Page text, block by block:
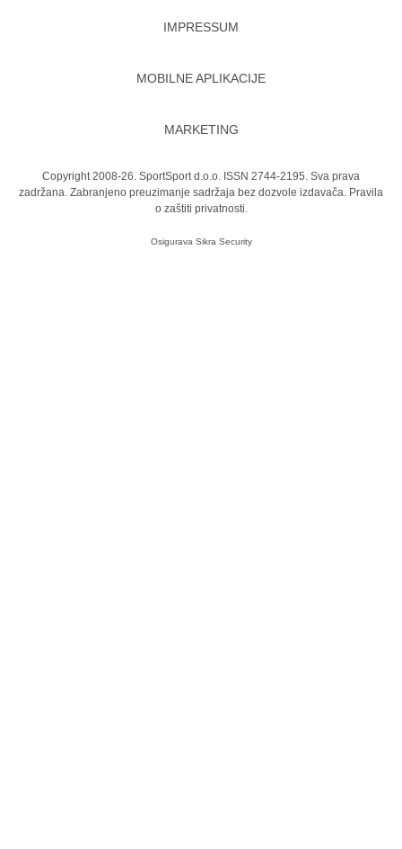
IMPRESSUM
MOBILNE APLIKACIJE
MARKETING
Copyright 2008-26. SportSport d.o.o. ISSN 2744-2195. Sva prava
zadržana. Zabranjeno preuzimanje sadržaja bez dozvole izdavača. Pravila
o zaštiti privatnosti.
Osigurava Sikra Security